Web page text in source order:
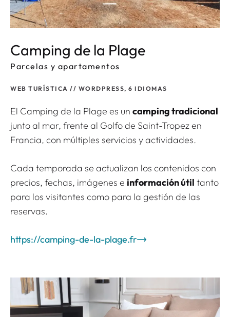
Camping de la Plage
Parcelas y apartamentos
WEB TURÍSTICA // WORDPRESS, 6 IDIOMAS
El Camping de la Plage es un camping tradicional
junto al mar, frente al Golfo de Saint-Tropez en
Francia, con múltiples servicios y actividades.
Cada temporada se actualizan los contenidos con
precios, fechas, imágenes e información útil tanto
para los visitantes como para la gestión de las
reservas.
https://camping-de-la-plage.fr